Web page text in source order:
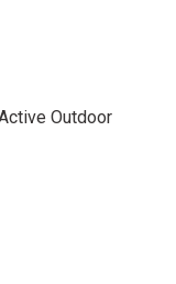
Outdoor